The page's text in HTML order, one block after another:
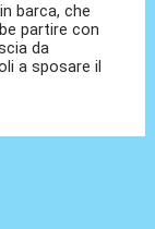
barca, che
partire con
da
a sposare il